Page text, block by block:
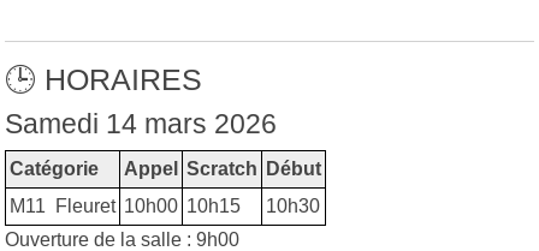
🕒 HORAIRES
Samedi 14 mars 2026
Catégorie Appel Scratch
Début
M11 Fleuret 10h00 10h15
10h30
Ouverture de la salle : 9h00